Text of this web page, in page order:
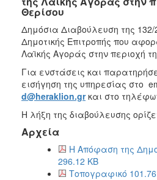
Θερίσου
Δημόσια Διαβούλευση της
Δημοτικής Επιτροπής που
Λαϊκής Αγοράς στην περιοχή
Για ενστάσεις και
εισήγηση της υπηρεσίας στο
d@heraklion.gr και στο
Η λήξη της διαβούλευσης
Αρχεία
Η Απόφαση της
296.12 KB
Τοπογραφικό